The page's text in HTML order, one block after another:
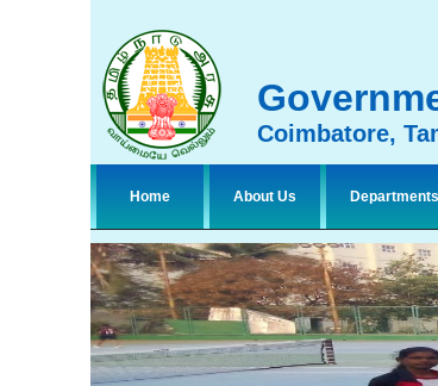
Coimbatore,
Home About Us Departments